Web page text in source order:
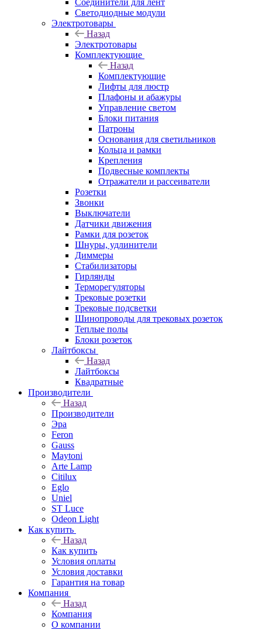
Соединители для лент
Светодиодные модули
Электротовары
Назад
Электротовары
Комплектующие
Назад
Комплектующие
Лифты для люстр
Плафоны и абажуры
Управление светом
Блоки питания
Патроны
Основания для светильников
Кольца и рамки
Крепления
Подвесные комплекты
Отражатели и рассеиватели
Розетки
Звонки
Выключатели
Датчики движения
Рамки для розеток
Шнуры, удлинители
Диммеры
Стабилизаторы
Гирлянды
Терморегуляторы
Трековые розетки
Трековые подсветки
Шинопроводы для трековых розеток
Теплые полы
Блоки розеток
Лайтбоксы
Назад
Лайтбоксы
Квадратные
Производители
Назад
Производители
Эра
Feron
Gauss
Maytoni
Arte Lamp
Citilux
Eglo
Uniel
ST Luce
Odeon Light
Как купить
Назад
Как купить
Условия оплаты
Условия доставки
Гарантия на товар
Компания
Назад
Компания
О компании